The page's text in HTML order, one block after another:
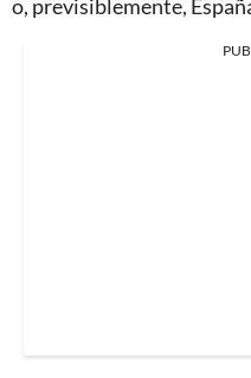
o, previsiblemente,